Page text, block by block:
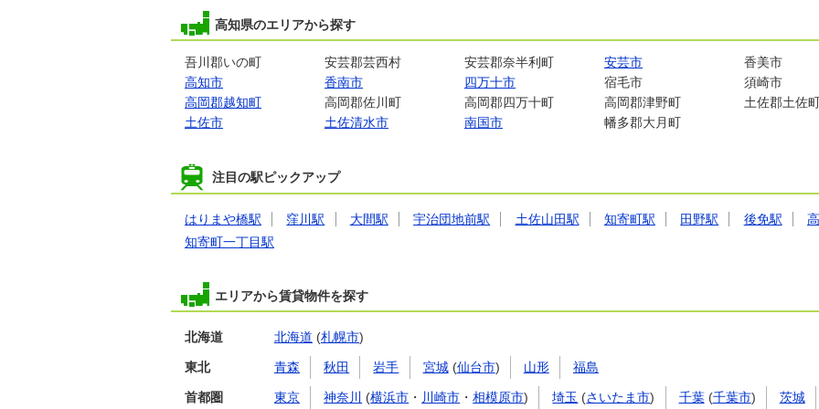
高知県のエリアから探す
吾川郡いの町 安芸郡芸西村 安芸郡奈半利町 安芸市
香美市
高知市
香南市 四万十市 宿毛市
須崎市
高岡郡越知町
高岡郡佐川町 高岡郡四万十町 高岡郡津野町
土佐郡土佐
土佐市
土佐清水市 南国市 幡多郡大月町
注目の駅ピックアップ
はりまや橋駅 窪川駅 大間駅 宇治団地前駅 土佐山田駅 知寄町駅 田野駅 後免駅
知寄町一丁目駅
エリアから賃貸物件を探す
北海道 北海道 (札幌市)
東北 青森 秋田 岩手 宮城(仙台市) 山形 福島
首都圏 東京 神奈川 (横浜市 ・ 川崎市 ・相模原市) 埼玉 (さいたま市) 千葉(千葉市) 茨城